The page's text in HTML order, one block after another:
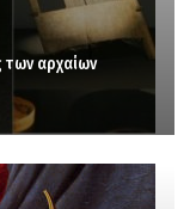
των αρχαίων